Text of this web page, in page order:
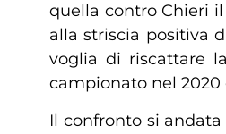
quella contro Chieri
alla striscia positiva
voglia di riscattare
campionato nel 2020
Il confronto si